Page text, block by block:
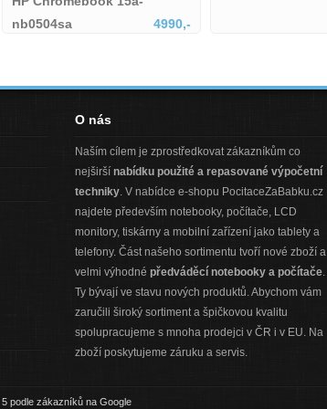
4990,-
O nás
Naším cílem je zprostředkovat zákazníkům co
nejširšínabídku použité a repasované výpočetní
techniky. V nabídce e-shopu PocitaceZaBabku.cz
najdete především notebooky, počítače, LCD
monitory, tiskárny a mobilní zařízení jako tablety a
telefony. Část našeho sortimentu tvoří nové zboží a
velmi výhodnépředváděcí notebooky a počítače.
Ty bývají ve stavu nových produktů. Abychom vám
zaručili široký sortiment a špičkovou kvalitu
spolupracujeme s mnoha prodejci v ČR i v EU. Na
zboží poskytujeme záruku a servis.
5 podle zákazníků na Google